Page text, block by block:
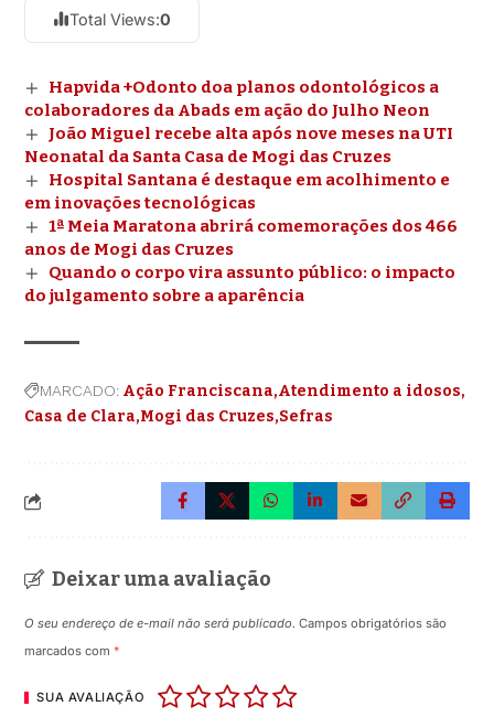
Total Views:0
Hapvida +Odonto doa planos odontológicos a
colaboradores da Abads em ação do Julho Neon
João Miguel recebe alta após nove meses na UTI
Neonatal da Santa Casa de Mogi das Cruzes
Hospital Santana é destaque em acolhimento e
em inovações tecnológicas
1ª Meia Maratona abrirá comemorações dos 466
anos de Mogi das Cruzes
Quando o corpo vira assunto público: o impacto
do julgamento sobre a aparência
MARCADO: Ação Franciscana Atendimento a idosos
Casa de Clara Mogi das Cruzes Sefras
Deixar uma avaliação
O seu endereço de e-mail não será publicado. Campos obrigatórios são
marcados com*
SUA AVALIAÇÃO